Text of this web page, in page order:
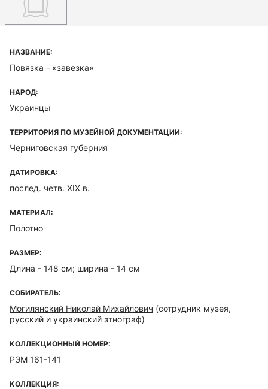
НАЗВАНИЕ:
Повязка - «завезка»
НАРОД:
Украинцы
ТЕРРИТОРИЯ ПО МУЗЕЙНОЙ ДОКУМЕНТАЦИИ:
Черниговская губерния
ДАТИРОВКА:
послед. четв. XIX в.
МАТЕРИАЛ:
Полотно
РАЗМЕР:
Длина - 148 см; ширина - 14 см
СОБИРАТЕЛЬ:
Могилянский Николай Михайлович (сотрудник музея,
русский и украинский этнограф)
КОЛЛЕКЦИОННЫЙ НОМЕР:
РЭМ 161-141
КОЛЛЕКЦИЯ: